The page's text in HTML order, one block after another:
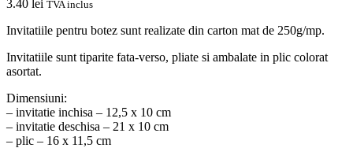
3.40 lei TVA inclus
Invitatiile pentru botez sunt realizate din carton mat de 250g/mp.
Invitatiile sunt tiparite fata-verso, pliate si ambalate in plic colorat
asortat.
Dimensiuni:
– invitatie inchisa – 12,5 x 10 cm
– invitatie deschisa – 21 x 10 cm
– plic – 16 x 11,5 cm